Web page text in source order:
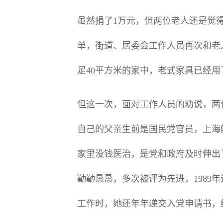
虽然捐了1万元，但两位老人还是觉
单，街道、居委会工作人员再次和
足40平方米的家中，老式家具已经
但这一次，面对工作人员的劝说，
自己的父亲生前是国民党官员，上
家里没钱医治，是党和政府及时伸
勤勤恳恳，多次被评为先进，1989
工作时，她还年年递交入党申请书